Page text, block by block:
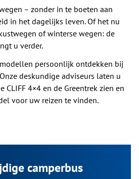
– zonder in te boeten aan
in het dagelijks leven. Of het nu
of winterse wegen: de
u verder.
persoonlijk ontdekken bij
deskundige adviseurs laten u
CLIFF 4×4 en de Greentrek zien en
voor uw reizen te vinden.
camperbus